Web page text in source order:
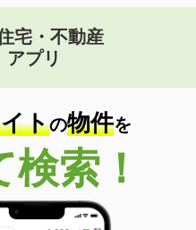
宅・不動産
アプリ
トの物件を
索！